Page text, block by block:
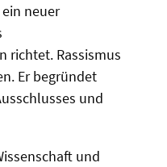
neuer
richtet. Rassismus
Er begründet
und
und